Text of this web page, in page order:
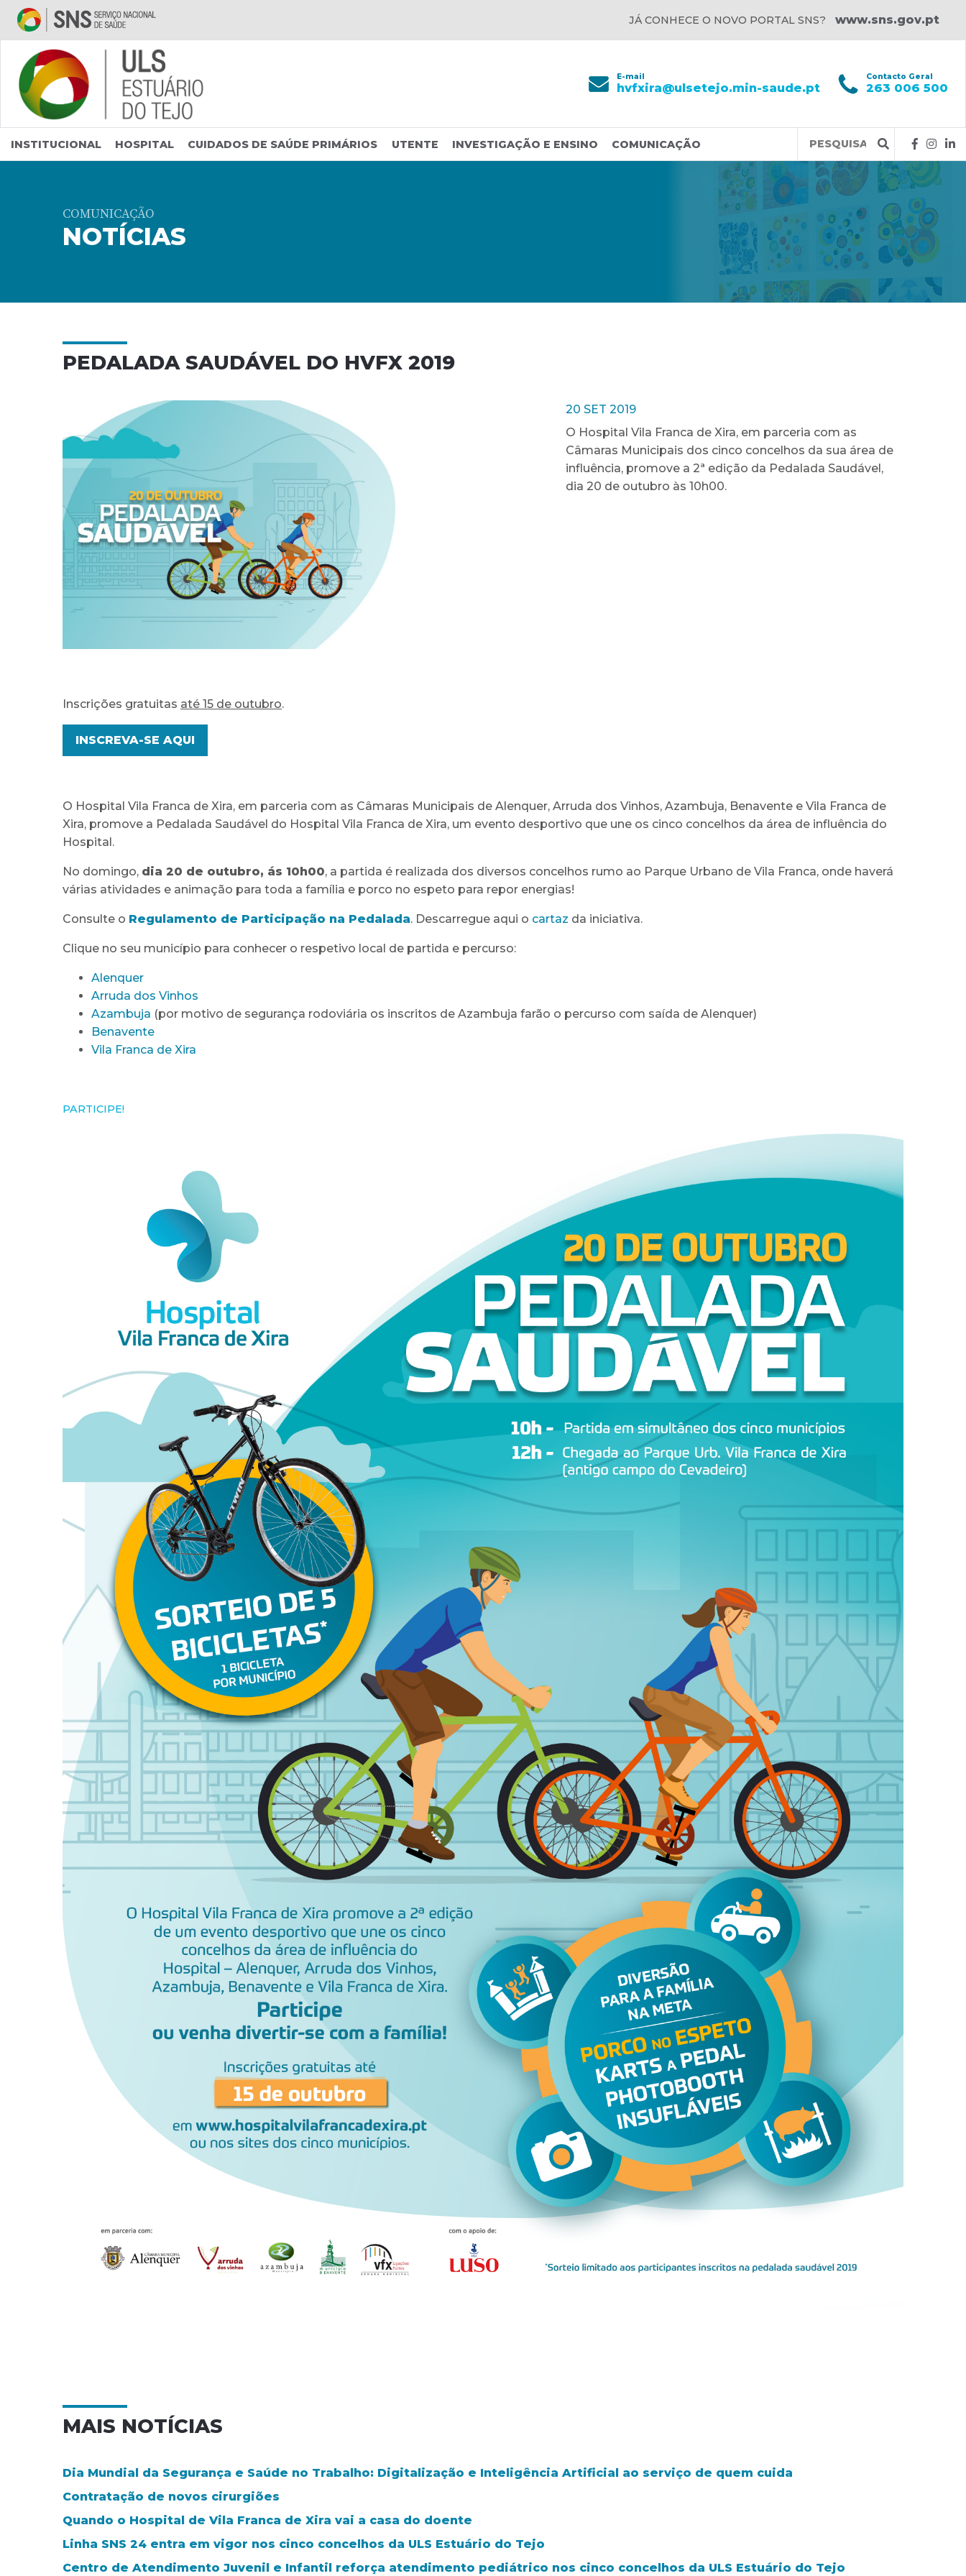
Saltar para conteúdo principal
JÁ CONHECE O NOVO PORTAL SNS? www.sns.gov.pt
E-mail
hvfxira@ulsetejo.min-saude.pt
Contacto Geral
263 006 500
INSTITUCIONAL HOSPITAL CUIDADOS DE SAÚDE PRIMÁRIOS UTENTE INVESTIGAÇÃO E ENSINO COMUNICAÇÃO
Query
COMUNICAÇÃO
NOTÍCIAS
PEDALADA SAUDÁVEL DO HVFX 2019
20 SET 2019
O Hospital Vila Franca de Xira, em parceria com as
Câmaras Municipais dos cinco concelhos da sua área de
influência, promove a 2ª edição da Pedalada Saudável,
dia 20 de outubro às 10h00.
Inscrições gratuitas até 15 de outubro.
INSCREVA-SE AQUI
O Hospital Vila Franca de Xira, em parceria com as Câmaras Municipais de Alenquer, Arruda dos Vinhos, Azambuja, Benavente e Vila Franca de
Xira, promove a Pedalada Saudável do Hospital Vila Franca de Xira, um evento desportivo que une os cinco concelhos da área de influência do
Hospital.
No domingo, dia 20 de outubro, ás 10h00, a partida é realizada dos diversos concelhos rumo ao Parque Urbano de Vila Franca, onde haverá
várias atividades e animação para toda a família e porco no espeto para repor energias!
Consulte o Regulamento de Participação na Peda​lada. Descarregue aqui o cartaz da iniciativa.
Clique no seu município para conhecer o respetivo local de partida e percurso:
Alenquer
Arruda dos Vinhos
Azambuja (por motivo de segurança rodoviária os inscritos de Azambuja farão o percurso com saída de Alenquer)
Benavente
Vila Franca de Xira
PARTICIPE!
MAIS NOTÍCIAS
Dia Mundial da Segurança e Saúde no Trabalho: Digitalização e Inteligência Artificial ao serviço de quem cuida
Contratação de novos cirurgiões
Quando o Hospital de Vila Franca de Xira vai a casa do doente
Linha SNS 24 entra em vigor nos cinco concelhos da ULS Estuário do Tejo
Centro de Atendimento Juvenil e Infantil reforça atendimento pediátrico nos cinco concelhos da ULS Estuário do Tejo